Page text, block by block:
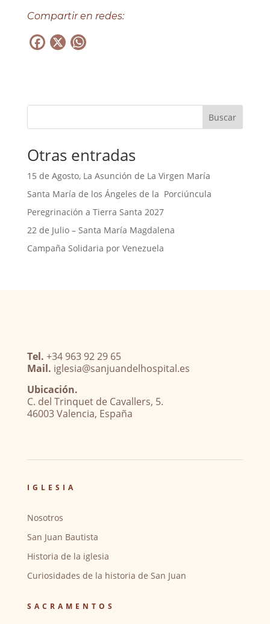
Compartir en redes:
F
b
k
X
W
s
p
Buscar
Otras entradas
15 de Agosto, La Asunción de La Virgen María
Santa María de los Ángeles de la Porciúncula
Peregrinación a Tierra Santa 2027
22 de Julio – Santa María Magdalena
Campaña Solidaria por Venezuela
Tel. +34 963 92 29 65
Mail. iglesia@sanjuandelhospital.es
Ubicación.
C. del Trinquet de Cavallers, 5.
46003 Valencia, España
IGLESIA
Nosotros
San Juan Bautista
Historia de la iglesia
Curiosidades de la historia de San Juan
SACRAMENTOS